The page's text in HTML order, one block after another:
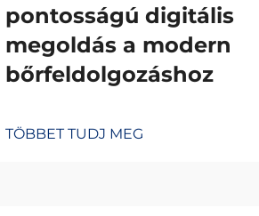
pontosságú digitális
megoldás a modern
bőrfeldolgozáshoz
TÖBBET TUDJ MEG